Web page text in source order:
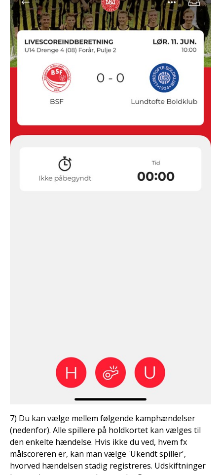
7) Du kan vælge mellem følgende kamphændelser
(nedenfor). Alle spillere på holdkortet kan vælges til
den enkelte hændelse. Hvis ikke du ved, hvem fx
målscoreren er, kan man vælge 'Ukendt spiller',
hvorved hændelsen stadig registreres. Udskiftninger